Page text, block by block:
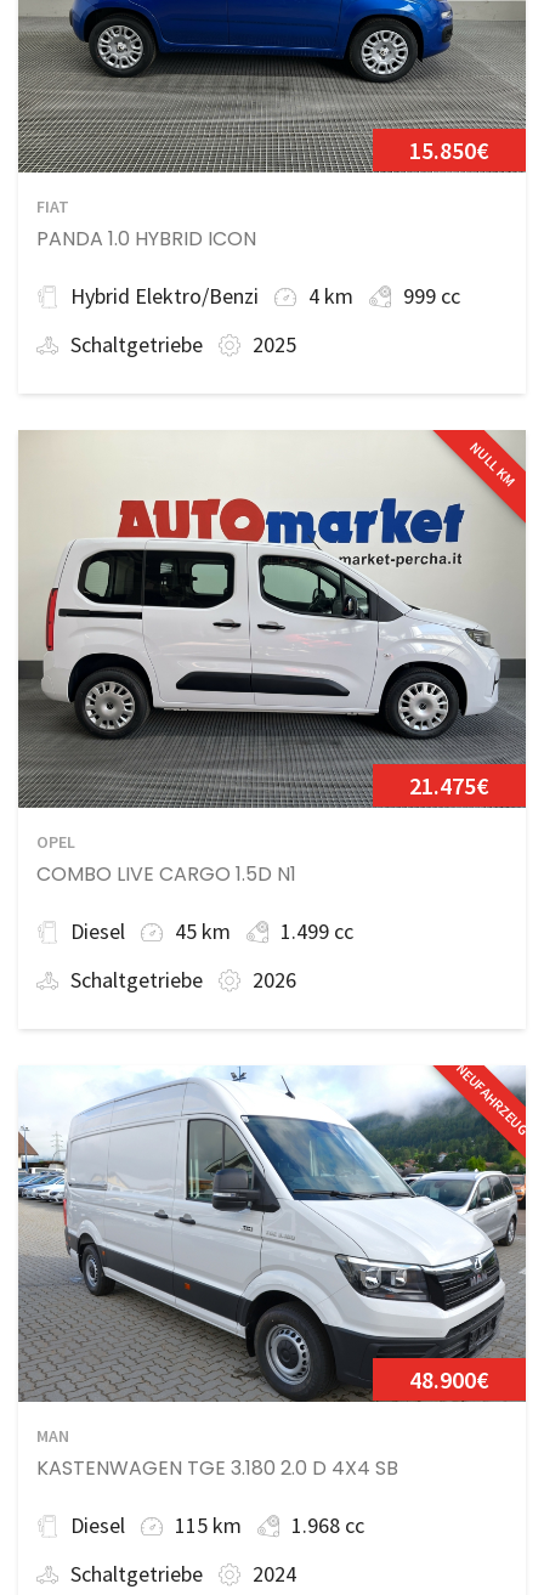
15.850€
FIAT
PANDA 1.0 HYBRID ICON
Hybrid Elektro/Benzi 4 km
999 cc
Schaltgetriebe
2025
NULL KM
21.475€
OPEL
COMBO LIVE CARGO 1.5D N1
Diesel 45 km
1.499 cc
Schaltgetriebe
2026
NEUFAHRZEUG
48.900€
MAN
KASTENWAGEN TGE 3.180 2.0 D 4X4 SB
Diesel 115 km
1.968 cc
Schaltgetriebe
2024